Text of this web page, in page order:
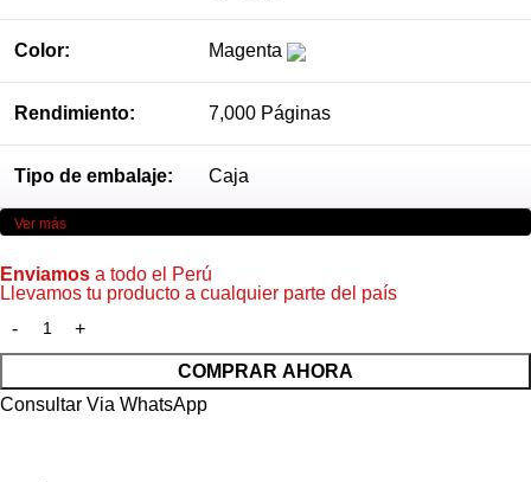
Color: Magenta
Rendimiento: 7,000 Páginas
Tipo de embalaje: Caja
Ver más
Enviamos a todo el Perú
Llevamos tu producto a cualquier parte del país
COMPRAR AHORA
Consultar Via WhatsApp